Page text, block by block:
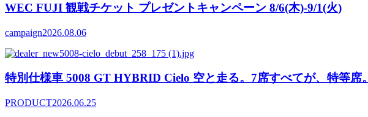
WEC FUJI 観戦チケット プレゼントキャンペーン 8/6(木)-9/1(火)
campaign2026.08.06
特別仕様車 5008 GT HYBRID Cielo 空と走る。7席すべてが、特等席。
PRODUCT2026.06.25